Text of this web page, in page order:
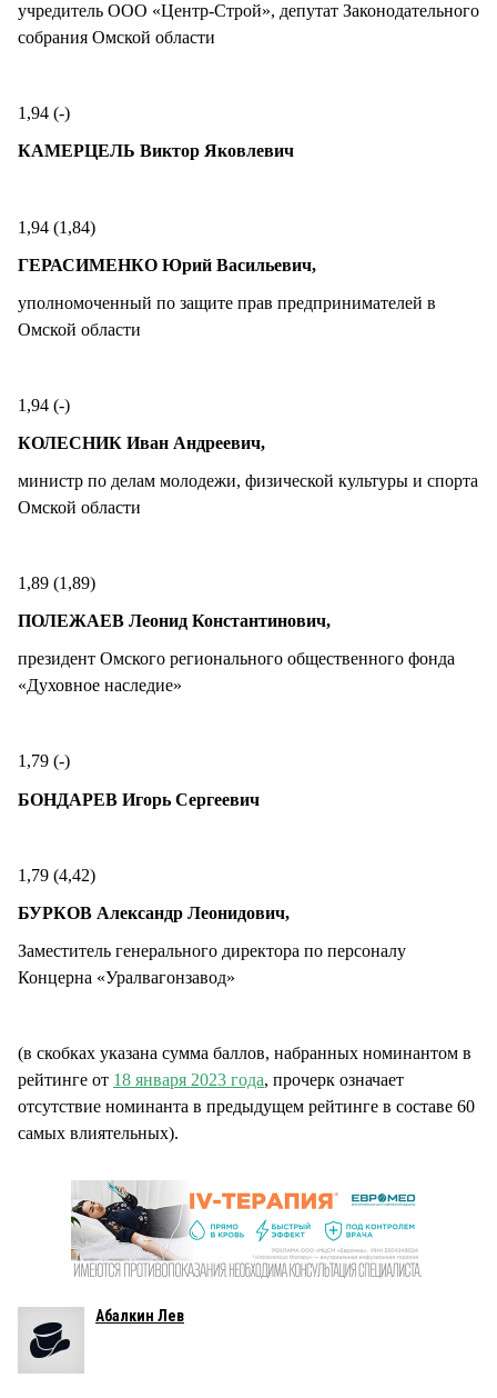
учредитель ООО «Центр-Строй», депутат Законодательного
собрания Омской области
1,94 (-)
КАМЕРЦЕЛЬ Виктор Яковлевич
1,94 (1,84)
ГЕРАСИМЕНКО Юрий Васильевич,
уполномоченный по защите прав предпринимателей в
Омской области
1,94 (-)
КОЛЕСНИК Иван Андреевич,
министр по делам молодежи, физической культуры и спорта
Омской области
1,89 (1,89)
ПОЛЕЖАЕВ Леонид Константинович,
президент Омского регионального общественного фонда
«Духовное наследие»
1,79 (-)
БОНДАРЕВ Игорь Сергеевич
1,79 (4,42)
БУРКОВ Александр Леонидович,
Заместитель генерального директора по персоналу
Концерна «Уралвагонзавод»
(в скобках указана сумма баллов, набранных номинантом в
рейтинге от 18 января 2023 года, прочерк означает
отсутствие номинанта в предыдущем рейтинге в составе 60
самых влиятельных).
Абалкин Лев